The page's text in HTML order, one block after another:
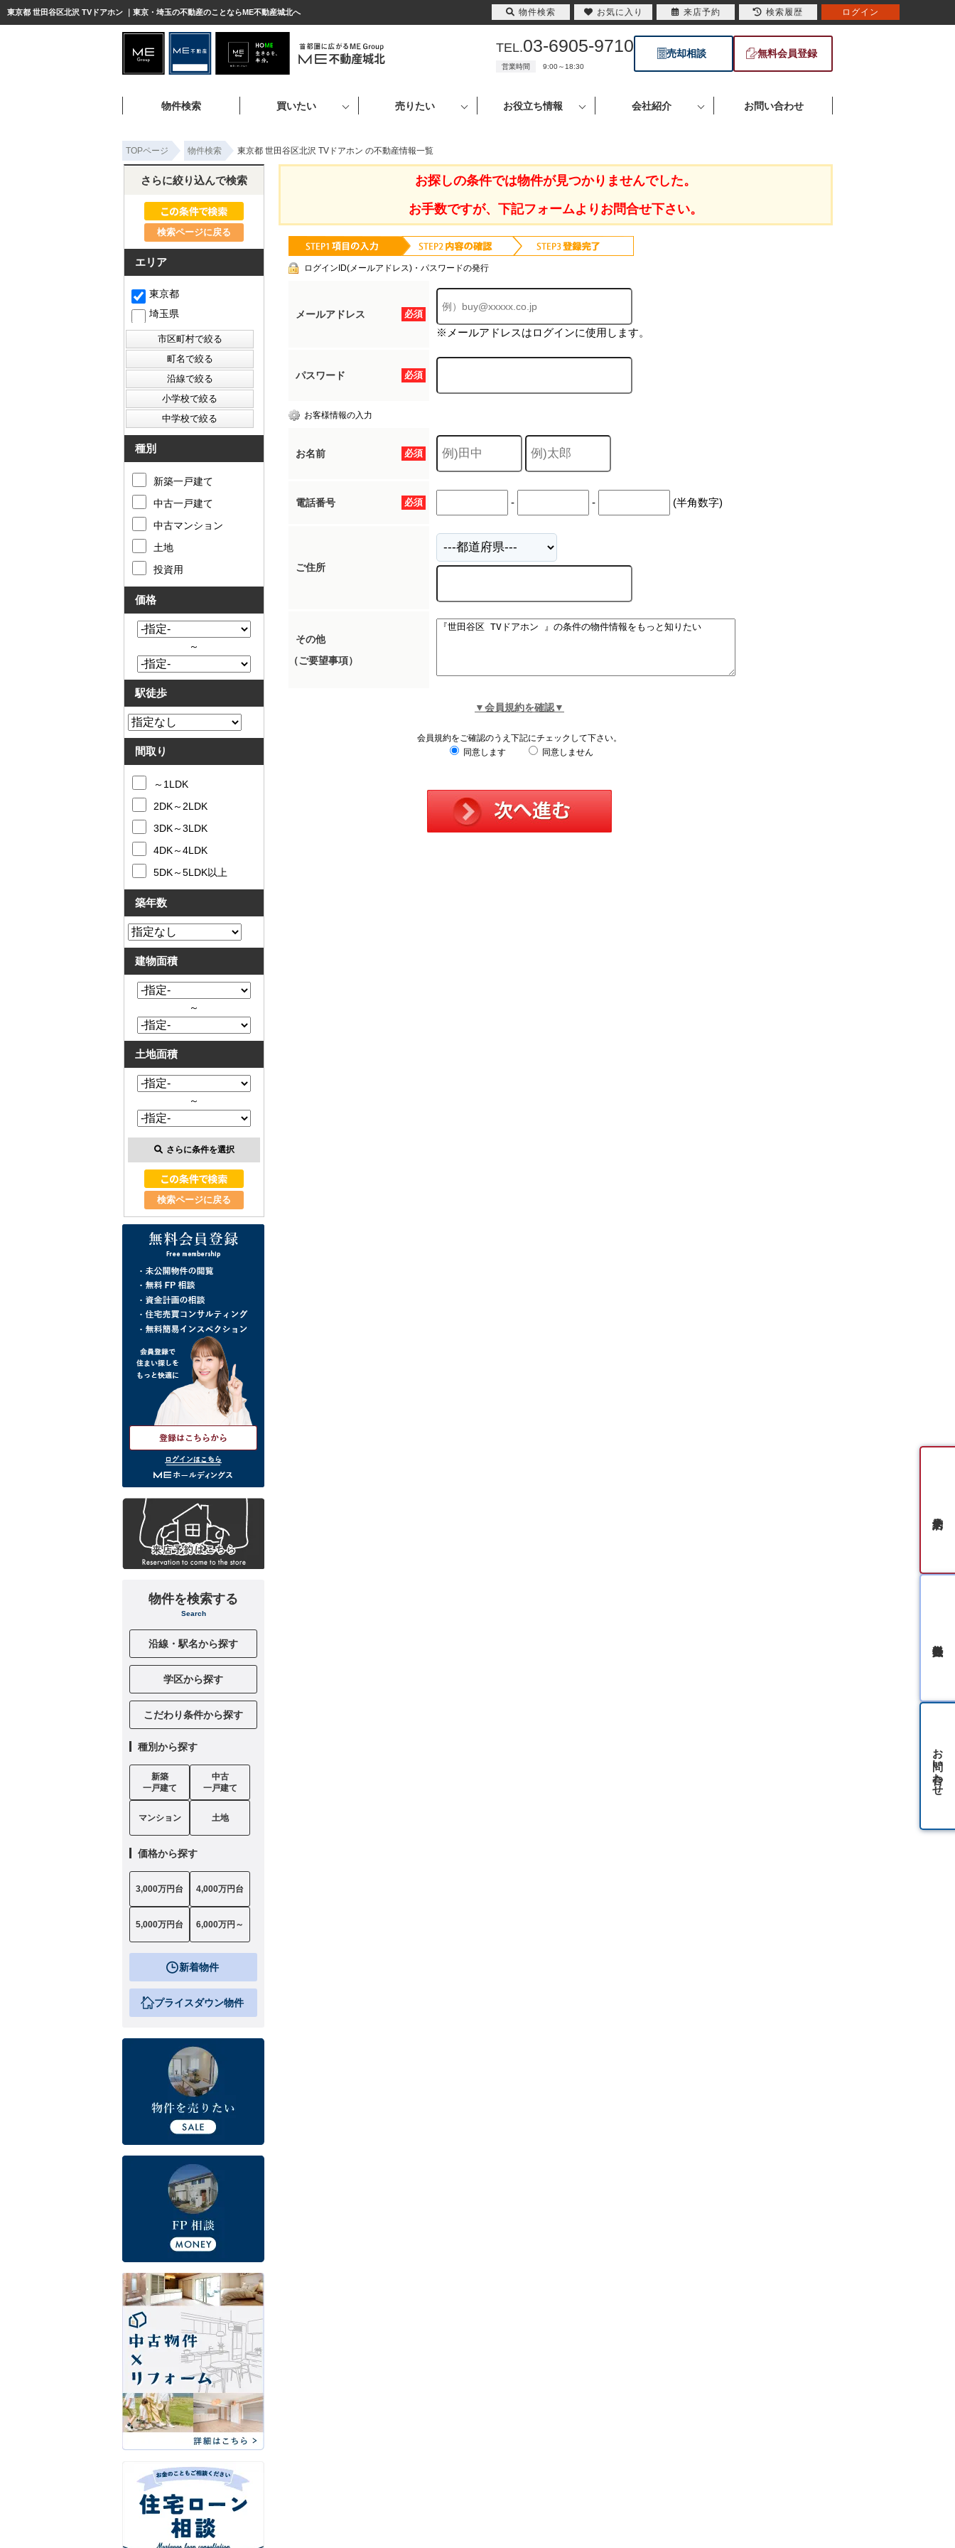
東京都 世田谷区北沢 TVドアホン ｜東京・埼玉の不動産のことならME不動産城北へ
TEL.03-6905-9710
営業時間 9:00～18:30
売却相談 無料会員登録
物件検索 買いたい 売りたい お役立ち情報 会社紹介 お問い合わせ
TOPページ 物件検索 東京都 世田谷区北沢 TVドアホン の不動産情報一覧
お探しの条件では物件が見つかりませんでした。
お手数ですが、下記フォームよりお問合せ下さい。
ログインID(メールアドレス)・パスワードの発行
必須
メールアドレス
※メールアドレスはログインに使用します。
必須
パスワード
お客様情報の入力
必須
お名前
必須
電話番号 - - (半角数字)
ご住所
その他
（ご要望事項）
▼会員規約を確認▼
会員規約をご確認のうえ下記にチェックして下さい。
同意します
同意しません
さらに絞り込んで検索
検索ページに戻る
エリア
東京都
埼玉県
種別
新築一戸建て
中古一戸建て
中古マンション
土地
投資用
価格
～
駅徒歩
間取り
～1LDK
2DK～2LDK
3DK～3LDK
4DK～4LDK
5DK～5LDK以上
築年数
建物面積
～
土地面積
～
さらに条件を選択
検索ページに戻る
ログインはこちら
物件を検索する
Search
沿線・駅名から探す
学区から探す
こだわり条件から探す
種別から探す
新築
一戸建て
中古
一戸建て
マンション 土地
価格から探す
3,000万円台 4,000万円台
5,000万円台 6,000万円～
新着物件
プライスダウン物件
物件検索 お気に入り 来店予約 検索履歴 ログイン
お問い合わせ